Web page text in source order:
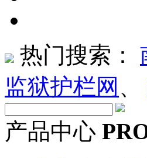
热门搜索：
监狱护栏网 、
产品中心